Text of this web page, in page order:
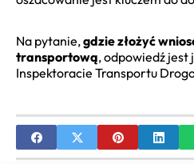
Na pytanie,gdzie złożyć
transportową, odpowiedź jest
Inspektoracie Transportu